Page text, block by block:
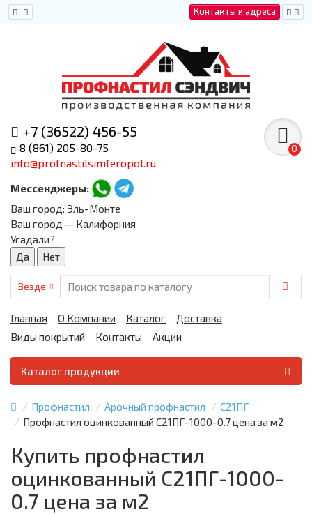
Контакты и адреса
+7 (36522) 456-55
8 (861) 205-80-75
info@profnastilsimferopol.ru
Мессенджеры:
0
Ваш город: Эль-Монте
Ваш город — Калифорния
Угадали?
Везде
Главная О Компании Каталог
Доставка
Виды покрытий
Контакты Акции
Каталог продукции
Профнастил Арочный профнастил
С21ПГ
Профнастил оцинкованный С21ПГ-1000-0.7 цена за м2
Купить профнастил
оцинкованный С21ПГ-1000-
0.7 цена за м2